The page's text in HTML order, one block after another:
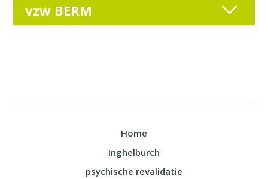
vzw BERM
Home
Inghelburch
psychische revalidatie